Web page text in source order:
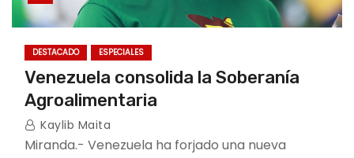
DESTACADO ESPECIALES
Venezuela consolida la Soberanía
Agroalimentaria
Kaylib Maita
Miranda.- Venezuela ha forjado una nueva